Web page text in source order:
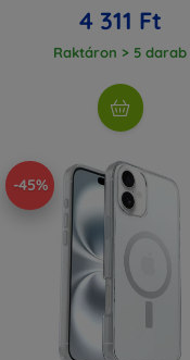
4 311 Ft
Raktáron > 5 darab
-45%